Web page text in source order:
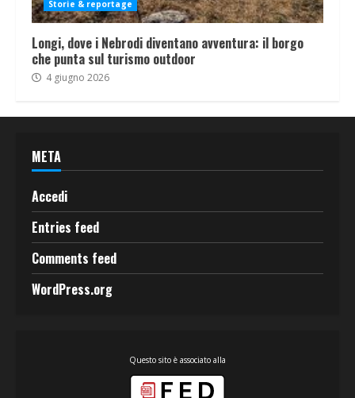
Storie & reportage
Longi, dove i Nebrodi diventano avventura: il borgo
che punta sul turismo outdoor
4 giugno 2026
META
Accedi
Entries feed
Comments feed
WordPress.org
Questo sito è associato alla